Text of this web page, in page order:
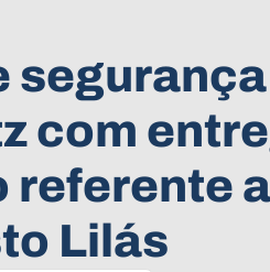
segurança
com
referente
Lilás